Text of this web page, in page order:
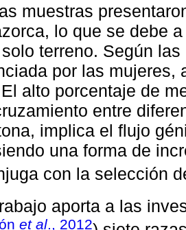
muestras
lo que se debe
terreno. Según
por las mujeres,
alto porcentaje de
entre
implica el flujo
una forma de
con la selección
aporta a las
et al., 2012